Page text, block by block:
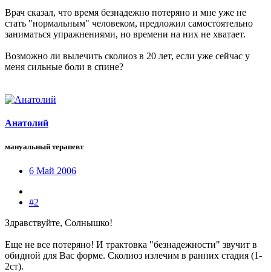
Врач сказал, что время безнадежно потеряно и мне уже не
стать "нормальным" человеком, предложил самостоятельно
заниматься упражнениями, но времени на них не хватает.
Возможно ли вылечить сколиоз в 20 лет, если уже сейчас у
меня сильные боли в спине?
Анатолий
мануальный терапевт
6 Май 2006
#2
Здравствуйте, Солнышко!
Еще не все потеряно! И трактовка "безнадежности" звучит в
обидной для Вас форме. Сколиоз излечим в ранних стадия (1-
2ст).